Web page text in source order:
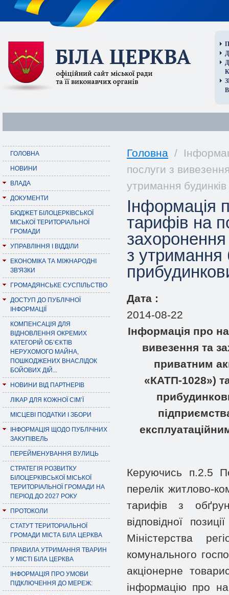
ГОЛОВНА
НОВИНИ
ВЛАДА
ДОКУМЕНТИ
БЮДЖЕТ БІЛОЦЕРКІВСЬКОЇ
МІСЬКОЇ ТЕРИТОРІАЛЬНОЇ
ГРОМАДИ
УПРАВЛІННЯ І ВІДДІЛИ
ЕКОНОМІКА ТА МІЖНАРОДНІ
ЗВ'ЯЗКИ
ГРОМАДЯНСЬКЕ СУСПІЛЬСТВО
ДОСТУП ДО ПУБЛІЧНОЇ
ІНФОРМАЦІЇ
КОМПЕНСАЦІЯ ДЛЯ
ВІДНОВЛЕННЯ ОКРЕМИХ
КАТЕГОРІЙ ОБ’ЄКТІВ
НЕРУХОМОГО МАЙНА,
ПОШКОДЖЕНИХ ВНАСЛІДОК
БОЙОВИХ ДІЙ...
НОВИНИ ВІД ПАРТНЕРІВ
ЛІКАР ДЛЯ КОЖНОЇ СІМ’Ї
МІСЦЕВІ ПОДАТКИ І ЗБОРИ
ІНФОРМАЦІЯ ЩОДО ПУБЛІЧНИХ
ЗАКУПІВЕЛЬ
ПЕРЕЙМЕНУВАННЯ ВУЛИЦЬ
СТРАТЕГІЯ РОЗВИТКУ
БІЛОЦЕРКІВСЬКОЇ МІСЬКОЇ
ТЕРИТОРІАЛЬНОЇ ГРОМАДИ НА
ПЕРІОД ДО 2027 РОКУ
ПРОТОКОЛИ
СТАТУТ ТЕРИТОРІАЛЬНОЇ
ГРОМАДИ МІСТА БІЛА ЦЕРКВА
ПРАВИЛА УТРИМАННЯ ТВАРИН
У МІСТІ БІЛА ЦЕРКВА
ІНФОРМАЦІЯ ПРО УМОВИ
ПІДКЛЮЧЕННЯ ДО МЕРЕЖ:
Головна /
послуги з
утримання
Інформація
тарифів на
захоронення
з утримання
Дата :
2014-08-22
Інформація про
вивезення та
приватним
«КАТП-1028»)
Керуючись п.2.5
перелік житлово-
тарифів з
відповідної
Міністерства
комунального
акціонерне
інформацію про